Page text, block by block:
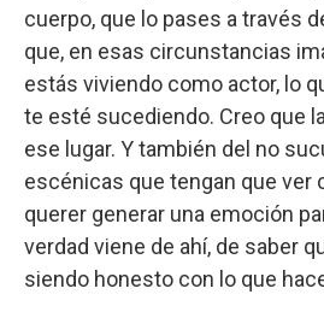
cuerpo, que lo pases a través
que, en esas circunstancias
estás viviendo como actor, lo
te esté sucediendo. Creo que
ese lugar. Y también del no
escénicas que tengan que ver
querer generar una emoción
verdad viene de ahí, de saber
siendo honesto con lo que